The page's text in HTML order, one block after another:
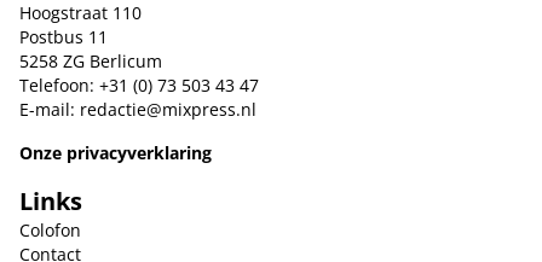
Hoogstraat 110
Postbus 11
5258 ZG Berlicum
Telefoon: +31 (0) 73 503 43 47
E-mail: redactie@mixpress.nl
Onze privacyverklaring
Links
Colofon
Contact